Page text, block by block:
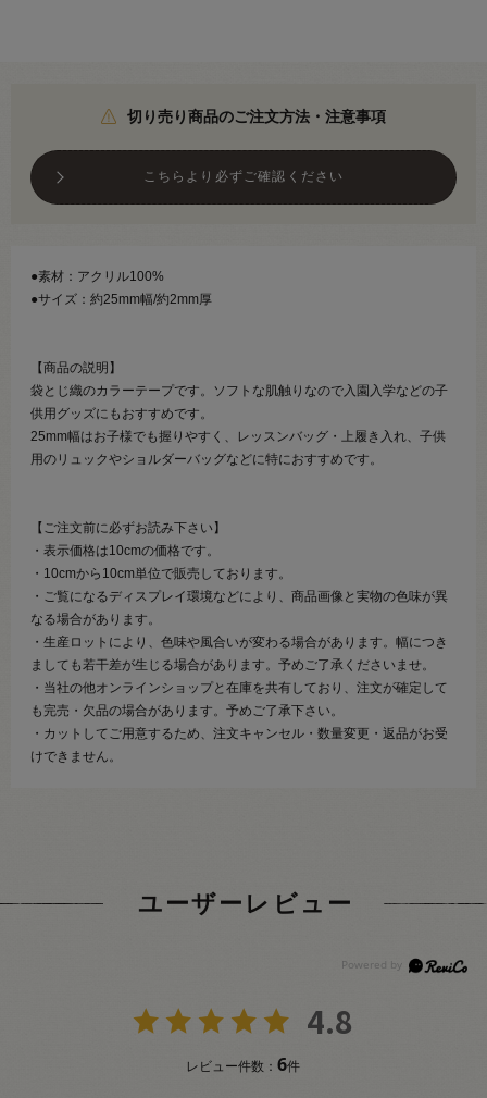
切り売り商品のご注文方法・注意事項
こちらより必ずご確認ください
●素材：アクリル100%
●サイズ：約25mm幅/約2mm厚
【商品の説明】
袋とじ織のカラーテープです。ソフトな肌触りなので入園入学などの子
供用グッズにもおすすめです。
25mm幅はお子様でも握りやすく、レッスンバッグ・上履き入れ、子供
用のリュックやショルダーバッグなどに特におすすめです。
【ご注文前に必ずお読み下さい】
・表示価格は10cmの価格です。
・10cmから10cm単位で販売しております。
・ご覧になるディスプレイ環境などにより、商品画像と実物の色味が異
なる場合があります。
・生産ロットにより、色味や風合いが変わる場合があります。幅につき
ましても若干差が生じる場合があります。予めご了承くださいませ。
・当社の他オンラインショップと在庫を共有しており、注文が確定して
も完売・欠品の場合があります。予めご了承下さい。
・カットしてご用意するため、注文キャンセル・数量変更・返品がお受
けできません。
ユーザーレビュー
4.8
レビュー件数：6件